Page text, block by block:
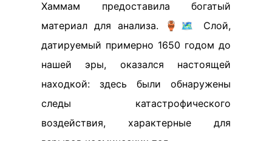
Хаммам предоставила богатый
материал для анализа. 🏺🗺️ Слой,
датируемый примерно 1650 годом до
нашей эры, оказался настоящей
находкой: здесь были обнаружены
следы катастрофического
воздействия, характерные для